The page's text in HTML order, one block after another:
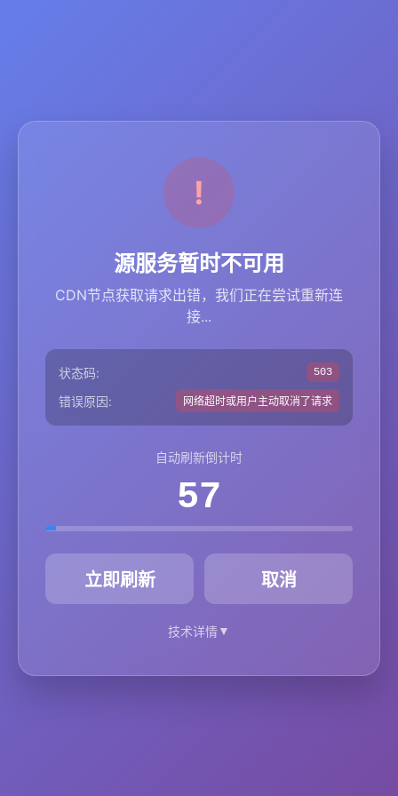
源服务暂时不可用
CDN节点获取请求出错，我们正在尝试重新连
接...
状态码: 503
错误原因: 网络超时或用户主动取消了请求
自动刷新倒计时
57
立即刷新 取消
技术详情▼